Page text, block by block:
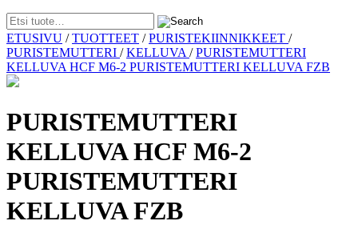
Skip
to
content
ETUSIVU /TUOTTEET /PURISTEKIINNIKKEET /
PURISTEMUTTERI /KELLUVA /PURISTEMUTTERI
KELLUVA HCF M6-2 PURISTEMUTTERI KELLUVA FZB
PURISTEMUTTERI
KELLUVA HCF M6-2
PURISTEMUTTERI
KELLUVA FZB